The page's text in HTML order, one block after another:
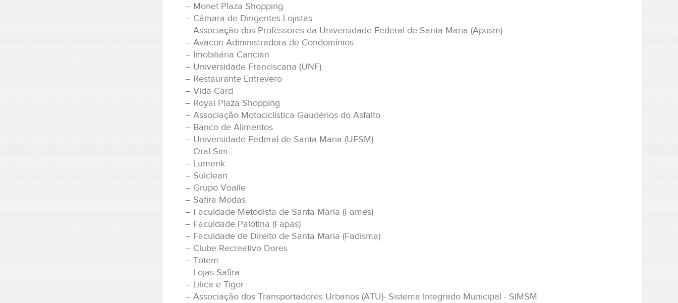
– Monet Plaza Shopping
– Câmara de Dirigentes Lojistas
– Associação dos Professores da Universidade Federal de Santa Maria (Apusm)
– Avacon Administradora de Condomínios
– Imobiliária Cancian
– Universidade Franciscana (UNF)
– Restaurante Entrevero
– Vida Card
– Royal Plaza Shopping
– Associação Motociclística Gaudérios do Asfalto
– Banco de Alimentos
– Universidade Federal de Santa Maria (UFSM)
– Oral Sim
– Lumenk
– Sulclean
– Grupo Voalle
– Safira Modas
– Faculdade Metodista de Santa Maria (Fames)
– Faculdade Palotina (Fapas)
– Faculdade de Direito de Santa Maria (Fadisma)
– Clube Recreativo Dores
– Totem
– Lojas Safira
– Lilica e Tigor
– Associação dos Transportadores Urbanos (ATU)- Sistema Integrado Municipal - SIMSM